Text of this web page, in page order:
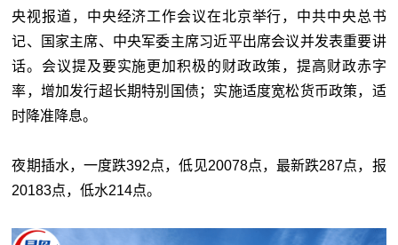
央视报道，中央经济工作会议在北京举行，中共中央总书
记、国家主席、中央军委主席习近平出席会议并发表重要讲
话。会议提及要实施更加积极的财政政策，提高财政赤字
率，增加发行超长期特别国债；实施适度宽松货币政策，适
时降准降息。
夜期插水，一度跌392点，低见20078点，最新跌287点，报
20183点，低水214点。